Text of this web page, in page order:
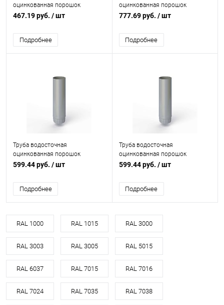
оцинкованная порошок
ф90х1250мм RAL 7040
467.19 руб. / шт
Подробнее
оцинкованная порошок
ф160х1250мм RAL 7040
777.69 руб. / шт
Подробнее
Труба водосточная
оцинкованная порошок
ф120х1250мм RAL 7040
599.44 руб. / шт
Подробнее
Труба водосточная
оцинкованная порошок
ф125х1250мм RAL 7040
599.44 руб. / шт
Подробнее
RAL 1000 RAL 1015 RAL 3000
RAL 3003 RAL 3005 RAL 5015
RAL 6037 RAL 7015 RAL 7016
RAL 7024 RAL 7035 RAL 7038